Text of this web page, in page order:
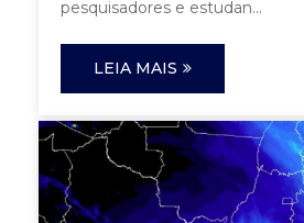
pesquisadores e estudan...
LEIA MAIS